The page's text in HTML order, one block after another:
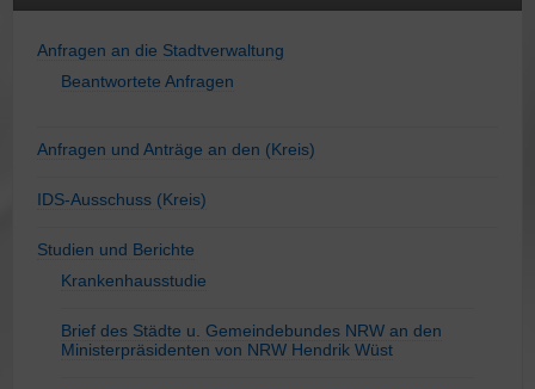
Anfragen an die Stadtverwaltung
Beantwortete Anfragen
Anfragen und Anträge an den (Kreis)
IDS-Ausschuss (Kreis)
Studien und Berichte
Krankenhausstudie
Brief des Städte u. Gemeindebundes NRW an den
Ministerpräsidenten von NRW Hendrik Wüst